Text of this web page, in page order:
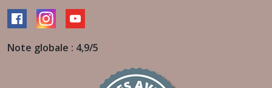
Note globale : 4,9/5